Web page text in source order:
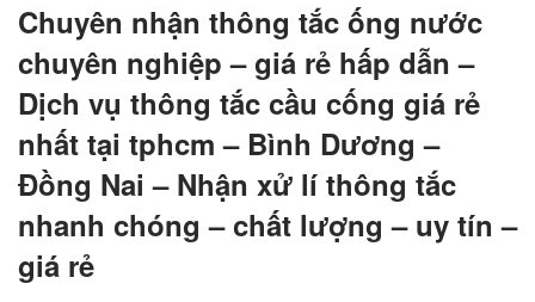
Chuyên nhận thông tắc ống nước
chuyên nghiệp – giá rẻ hấp dẫn –
Dịch vụ thông tắc cầu cống giá rẻ
nhất tại tphcm – Bình Dương –
Đồng Nai – Nhận xử lí thông tắc
nhanh chóng – chất lượng – uy tín –
giá rẻ